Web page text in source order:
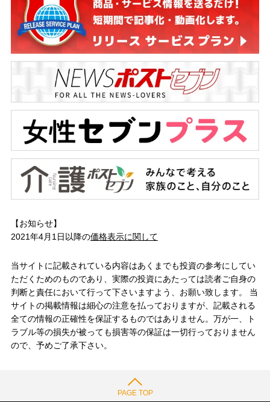
【お知らせ】
2021年4月1日以降の価格表示に関して
当サイトに記載されている内容はあくまでも投資の参考にしてい
ただくためのものであり、実際の投資にあたっては読者ご自身の
判断と責任において行って下さいますよう、お願い致します。 当
サイトの掲載情報は細心の注意を払っておりますが、記載される
全ての情報の正確性を保証するものではありません。万が一、ト
ラブル等の損失が被っても損害等の保証は一切行っておりません
ので、予めご了承下さい。
PAGE TOP